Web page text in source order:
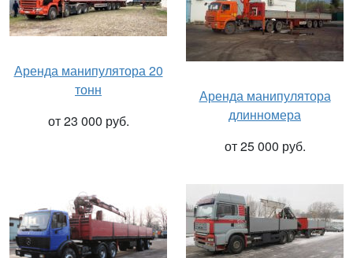
Аренда манипулятора 20
тонн
от 23 000 руб.
Аренда манипулятора
длинномера
от 25 000 руб.